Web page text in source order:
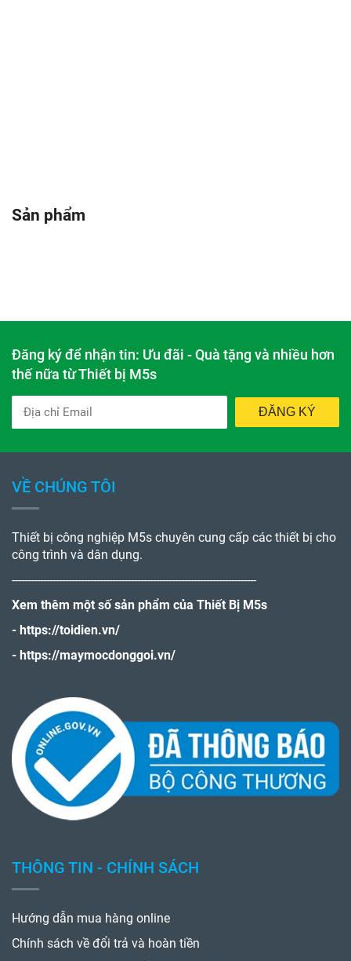
Sản phẩm
Đăng ký để nhận tin: Ưu đãi - Quà tặng và nhiều hơn
thế nữa từ Thiết bị M5s
ĐĂNG KÝ
VỀ CHÚNG TÔI
Thiết bị công nghiệp M5s chuyên cung cấp các thiết bị cho
công trình và dân dụng.
------------------------------------------------------------------------------
Xem thêm một số sản phẩm của Thiết Bị M5s
- https://toidien.vn/
- https://maymocdonggoi.vn/
THÔNG TIN - CHÍNH SÁCH
Hướng dẫn mua hàng online
Chính sách về đổi trả và hoàn tiền